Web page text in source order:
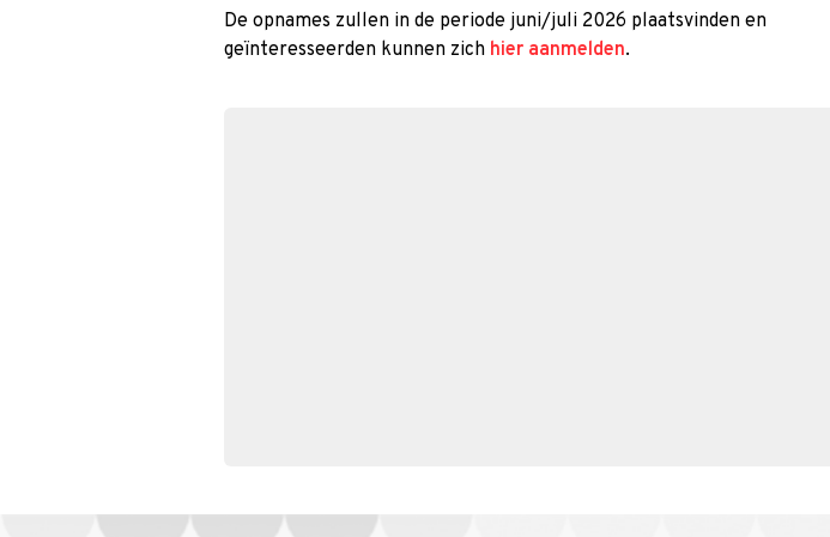
De opnames zullen in de periode juni/juli 2026 plaatsvinden en
geïnteresseerden kunnen zich hier aanmelden.